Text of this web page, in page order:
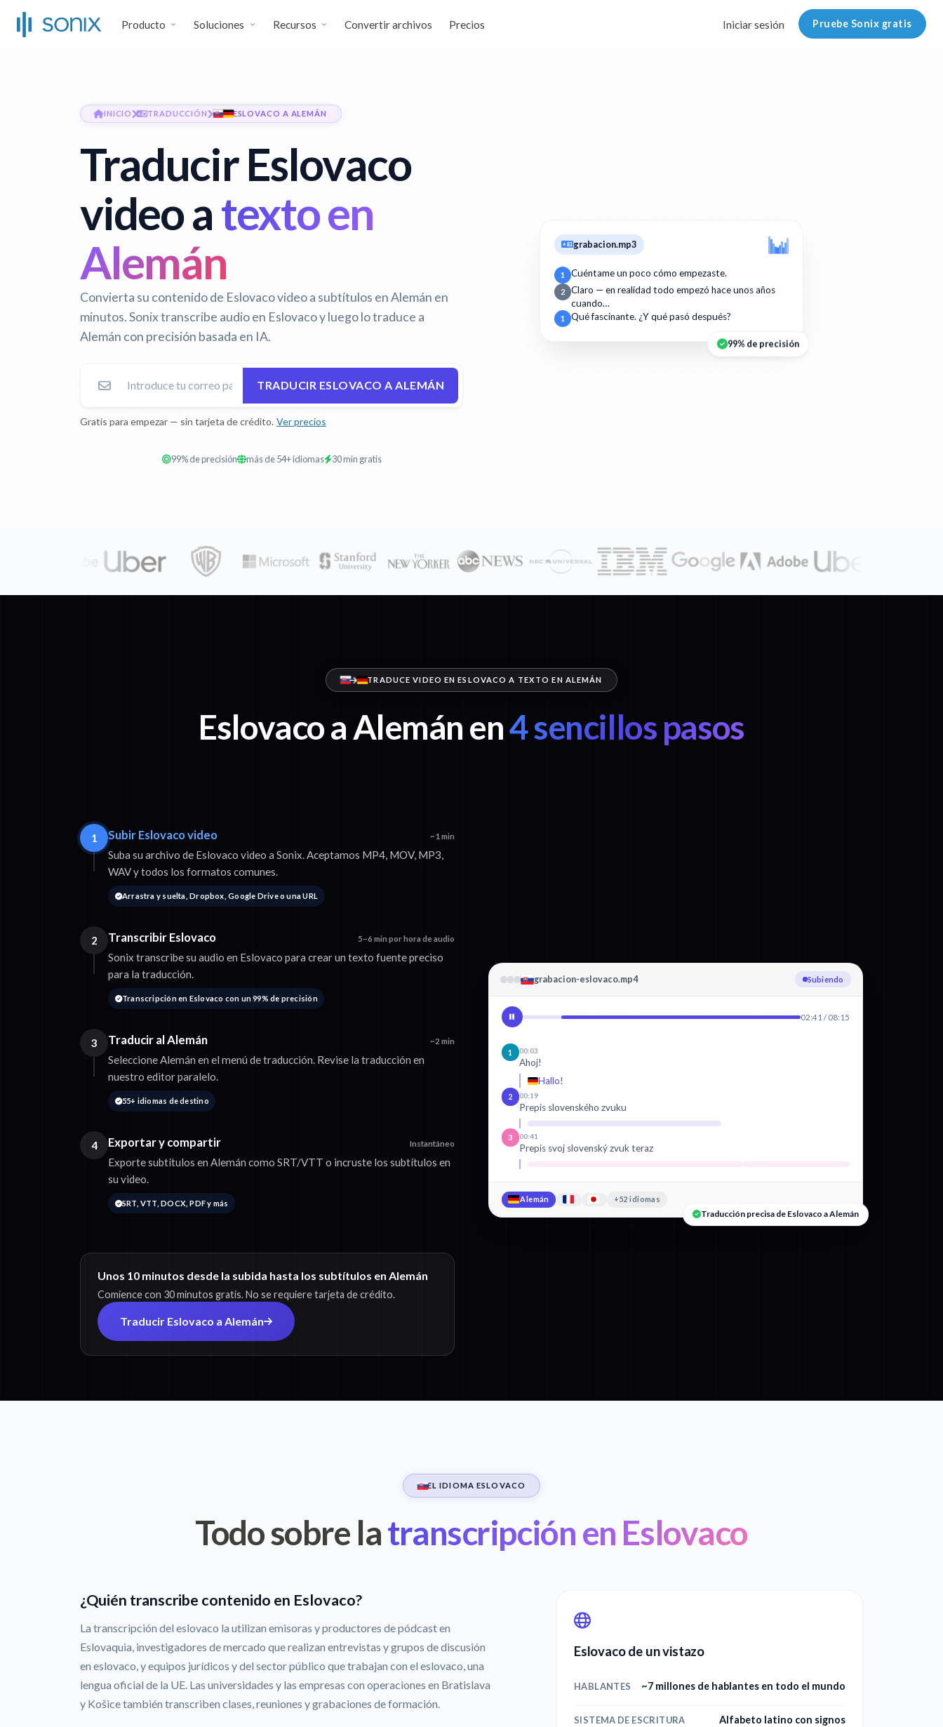
Producto Soluciones Recursos Convertir archivos Precios Iniciar sesión Pruebe Sonix gratis
INICIO TRADUCCIÓN ESLOVACO A ALEMÁN
Traducir Eslovaco
video atexto en
Alemán
Convierta su contenido de Eslovaco video a subtítulos en Alemán en
minutos. Sonix transcribe audio en Eslovaco y luego lo traduce a
Alemán con precisión basada en IA.
TRADUCIR ESLOVACO A ALEMÁN
Gratis para empezar — sin tarjeta de crédito. Ver precios
99% de precisión más de 54+ idiomas 30 min gratis
grabacion.mp3
1 Cuéntame un poco cómo empezaste.
2
Claro — en realidad todo empezó hace unos años
cuando…
1 Qué fascinante. ¿Y qué pasó después?
99% de precisión
TRADUCE VIDEO EN ESLOVACO A TEXTO EN ALEMÁN
Eslovaco a Alemán en4 sencillos pasos
1 Subir Eslovaco video ~1 min
Suba su archivo de Eslovaco video a Sonix. Aceptamos MP4, MOV, MP3,
WAV y todos los formatos comunes.
Arrastra y suelta, Dropbox, Google Drive o una URL
2 Transcribir Eslovaco 5–6 min por hora de audio
Sonix transcribe su audio en Eslovaco para crear un texto fuente preciso
para la traducción.
Transcripción en Eslovaco con un 99% de precisión
3 Traducir al Alemán ~2 min
Seleccione Alemán en el menú de traducción. Revise la traducción en
nuestro editor paralelo.
55+ idiomas de destino
4 Exportar y compartir Instantáneo
Exporte subtítulos en Alemán como SRT/VTT o incruste los subtítulos en
su video.
SRT, VTT, DOCX, PDF y más
Unos 10 minutos desde la subida hasta los subtítulos en Alemán
Comience con 30 minutos gratis. No se requiere tarjeta de crédito.
Traducir Eslovaco a Alemán
grabacion-eslovaco.mp4 Transcribiendo Eslovaco
02:41 / 08:15
1 00:03
Ahoj!
Hallo!
2 00:19
Prepis slovenského zvuku
3 00:41
Prepis svoj slovenský zvuk teraz
Alemán +52 idiomas
Traducción precisa de Eslovaco a Alemán
EL IDIOMA ESLOVACO
Todo sobre latranscripción en Eslovaco
¿Quién transcribe contenido en Eslovaco?
La transcripción del eslovaco la utilizan emisoras y productores de pódcast en
Eslovaquia, investigadores de mercado que realizan entrevistas y grupos de discusión
en eslovaco, y equipos jurídicos y del sector público que trabajan con el eslovaco, una
lengua oficial de la UE. Las universidades y las empresas con operaciones en Bratislava
y Košice también transcriben clases, reuniones y grabaciones de formación.
Eslovaco de un vistazo
HABLANTES ~7 millones de hablantes en todo el mundo
SISTEMA DE ESCRITURA
Alfabeto latino con signos